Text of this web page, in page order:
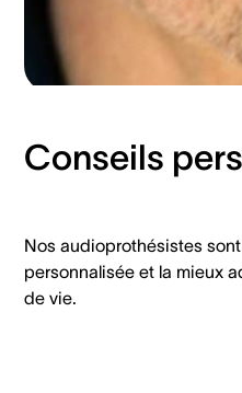
Conseils
Nos audioprothésistes
personnalisée et la mieux
de vie.